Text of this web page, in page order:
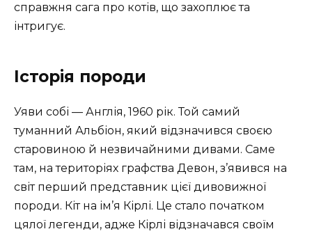
справжня сага про котів, що захоплює та
інтригує.
Історія породи
Уяви собі — Англія, 1960 рік. Той самий
туманний Альбіон, який відзначився своєю
старовиною й незвичайними дивами. Саме
там, на територіях графства Девон, з’явився на
світ перший представник цієї дивовижної
породи. Кіт на ім’я Кірлі. Це стало початком
цялої легенди, адже Кірлі відзначався своїм